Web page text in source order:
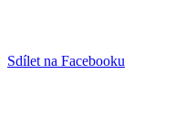
Sdílet na Facebooku